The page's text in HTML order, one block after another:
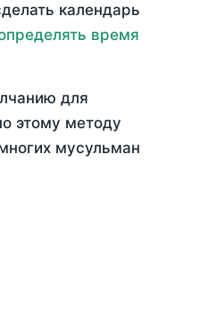
календарь
время
для
этому методу
мусульман